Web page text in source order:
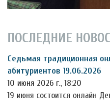
ПОСЛЕДНИЕ
Седьмая традиционная
абитуриентов 19.06.2026
10 июня 2026 г., 18:20
19 июня состоится онлайн